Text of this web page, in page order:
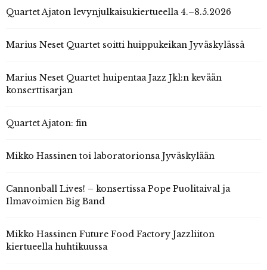
Quartet Ajaton levynjulkaisukiertueella 4.–8.5.2026
Marius Neset Quartet soitti huippukeikan Jyväskylässä
Marius Neset Quartet huipentaa Jazz Jkl:n kevään
konserttisarjan
Quartet Ajaton: fin
Mikko Hassinen toi laboratorionsa Jyväskylään
Cannonball Lives! – konsertissa Pope Puolitaival ja
Ilmavoimien Big Band
Mikko Hassinen Future Food Factory Jazzliiton
kiertueella huhtikuussa